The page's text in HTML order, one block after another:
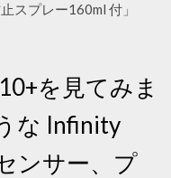
スプレー160ml 付」
を見てみま
な Infinity
ンサー、プ